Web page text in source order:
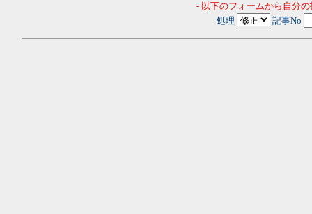
- 以下のフォームから自分
処理
記事No